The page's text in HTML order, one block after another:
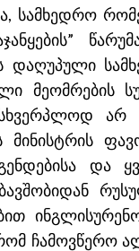
სამხედრო
მეომრების
არ
მინისტრის
და
ჩამოვწერო